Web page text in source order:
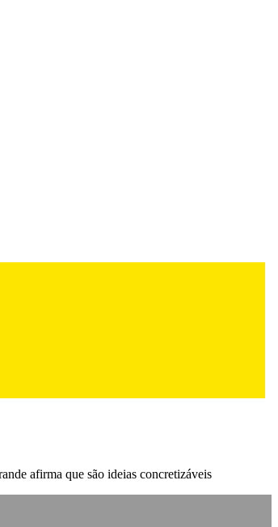
afirma que são ideias concretizáveis